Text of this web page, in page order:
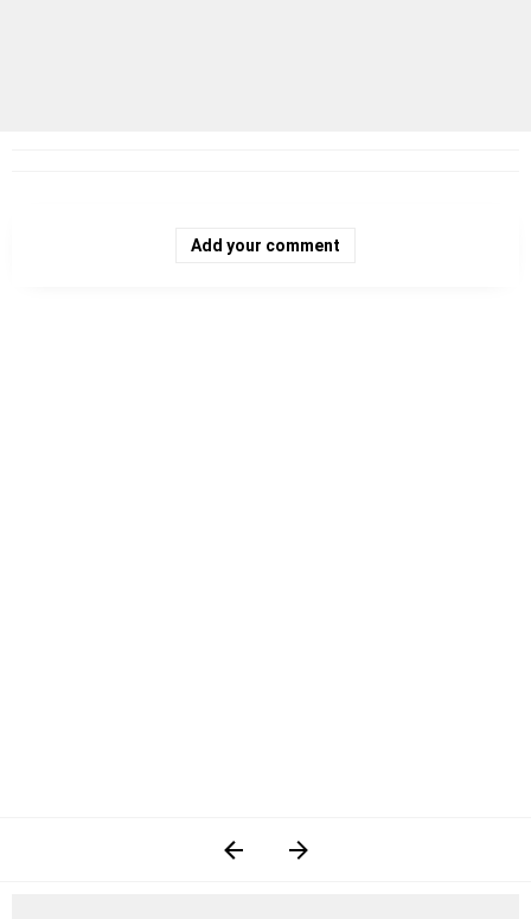
Add your comment